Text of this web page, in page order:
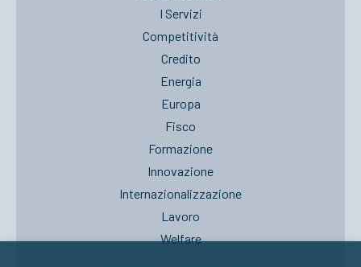
I Servizi
Competitività
Credito
Energia
Europa
Fisco
Formazione
Innovazione
Internazionalizzazione
Lavoro
Welfare